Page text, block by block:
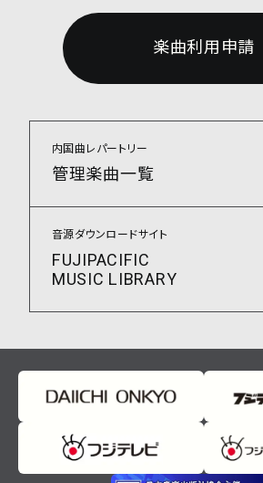
楽曲利用申請
内国曲レパートリー
管理楽曲一覧
音源ダウンロードサイト
FUJIPACIFIC
MUSIC LIBRARY